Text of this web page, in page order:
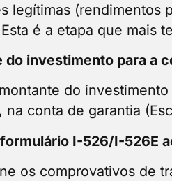
legítimas (rendimentos
é a etapa que mais
investimento para a
do
conta de garantia
I-526/I-526E
os comprovativos de